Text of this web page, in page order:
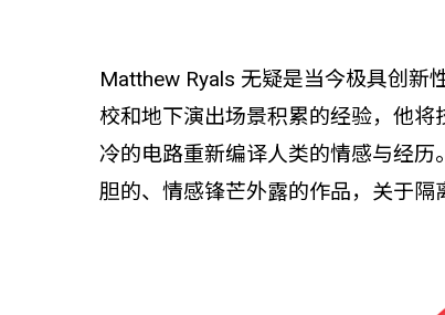
Matthew Ryals 无疑是当今极具创新
校和地下演出场景积累的经验，他
冷的电路重新编译人类的情感与经历
胆的、情感锋芒外露的作品，关于隔